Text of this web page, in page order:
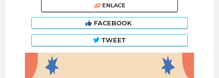
ENLACE
FACEBOOK
TWEET